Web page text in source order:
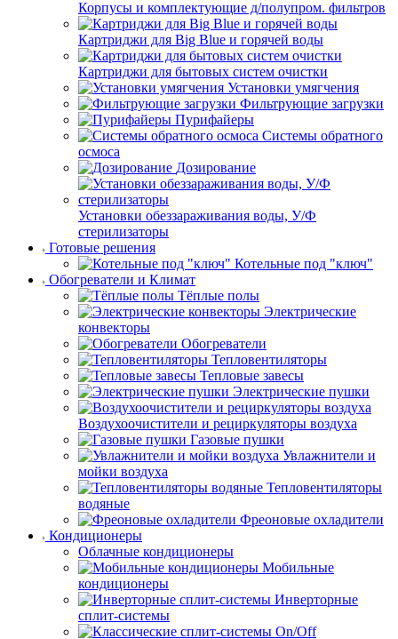
Корпусы и комплектующие д/полупром. фильтров
Картриджи для Big Blue и горячей воды
Картриджи для бытовых систем очистки
Установки умягчения
Фильтрующие загрузки
Пурифайеры
Системы обратного
осмоса
Дозирование
Установки обеззараживания воды, У/Ф
стерилизаторы
Готовые решения
Котельные под "ключ"
Обогреватели и Климат
Тёплые полы
Электрические
конвекторы
Обогреватели
Тепловентиляторы
Тепловые завесы
Электрические пушки
Воздухоочистители и рециркуляторы воздуха
Газовые пушки
Увлажнители и
мойки воздуха
Тепловентиляторы
водяные
Фреоновые охладители
Кондиционеры
Облачные кондиционеры
Мобильные
кондиционеры
Инверторные
сплит-системы